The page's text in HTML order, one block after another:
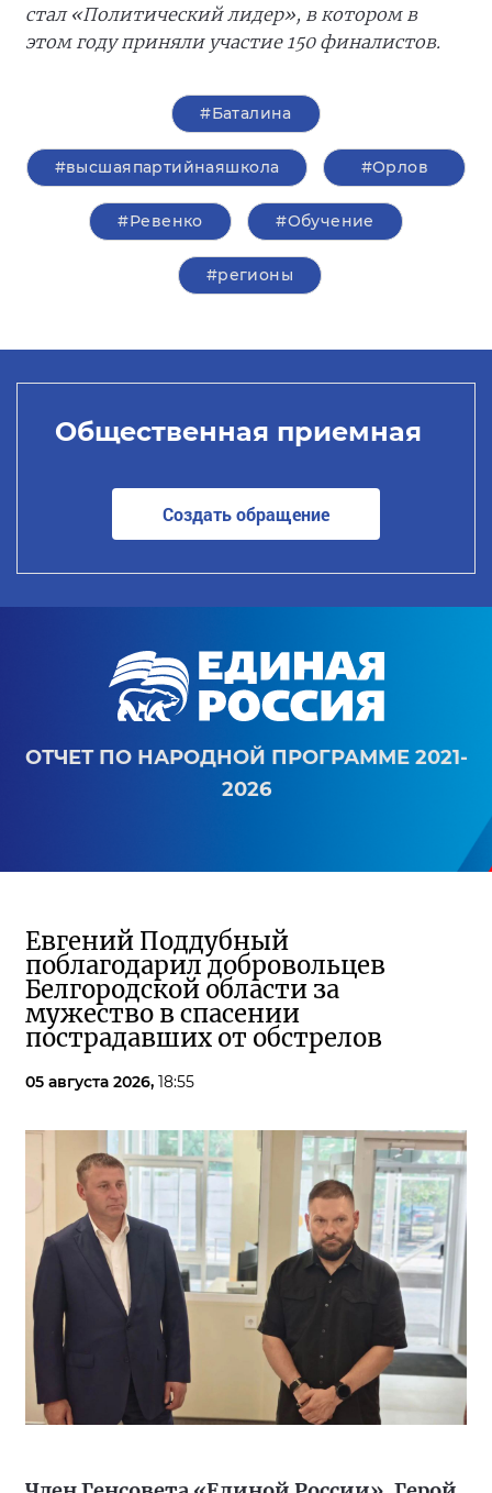
стал «Политический лидер», в котором в
этом году приняли участие 150 финалистов.
#Баталина
#высшаяпартийнаяшкола #Орлов
#Ревенко #Обучение
#регионы
Общественная приемная
Создать обращение
ОТЧЕТ ПО НАРОДНОЙ ПРОГРАММЕ 2021-
2026
Евгений Поддубный
поблагодарил добровольцев
Белгородской области за
мужество в спасении
пострадавших от обстрелов
05 августа 2026, 18:55